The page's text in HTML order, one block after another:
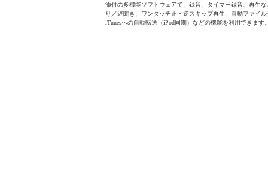
添付の多機能ソフトウェアで、録音、タイマー録音、再生な
り／遅聞き、ワンタッチ正・逆スキップ再生、自動ファイル
iTunesへの自動転送（iPod同期）などの機能を利用できます